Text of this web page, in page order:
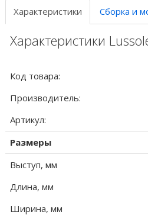
Характеристики Сборка и
Характеристики
Код товара:
Производитель:
Артикул:
Размеры
Выступ, мм
Длина, мм
Ширина, мм